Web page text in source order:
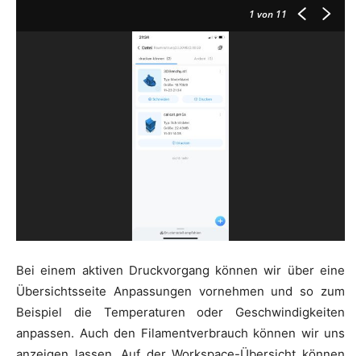
1 von 11
Bei einem aktiven Druckvorgang können wir über eine
Übersichtsseite Anpassungen vornehmen und so zum
Beispiel die Temperaturen oder Geschwindigkeiten
anpassen. Auch den Filamentverbrauch können wir uns